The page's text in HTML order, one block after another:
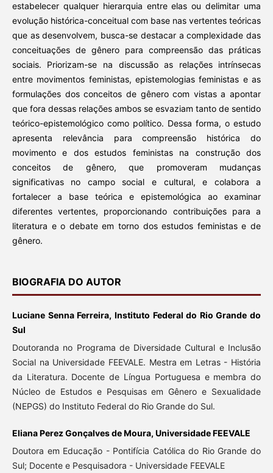
estabelecer qualquer hierarquia entre elas ou delimitar uma
evolução histórica-conceitual com base nas vertentes teóricas
que as desenvolvem, busca-se destacar a complexidade das
conceituações de gênero para compreensão das práticas
sociais. Priorizam-se na discussão as relações intrínsecas
entre movimentos feministas, epistemologias feministas e as
formulações dos conceitos de gênero com vistas a apontar
que fora dessas relações ambos se esvaziam tanto de sentido
teórico-epistemológico como político. Dessa forma, o estudo
apresenta relevância para compreensão histórica do
movimento e dos estudos feministas na construção dos
conceitos de gênero, que promoveram mudanças
significativas no campo social e cultural, e colabora a
fortalecer a base teórica e epistemológica ao examinar
diferentes vertentes, proporcionando contribuições para a
literatura e o debate em torno dos estudos feministas e de
gênero.
BIOGRAFIA DO AUTOR
Luciane Senna Ferreira, Instituto Federal do Rio Grande do
Sul
Doutoranda no Programa de Diversidade Cultural e Inclusão
Social na Universidade FEEVALE. Mestra em Letras - História
da Literatura. Docente de Língua Portuguesa e membra do
Núcleo de Estudos e Pesquisas em Gênero e Sexualidade
(NEPGS) do Instituto Federal do Rio Grande do Sul.
Eliana Perez Gonçalves de Moura, Universidade FEEVALE
Doutora em Educação - Pontifícia Católica do Rio Grande do
Sul; Docente e Pesquisadora - Universidade FEEVALE